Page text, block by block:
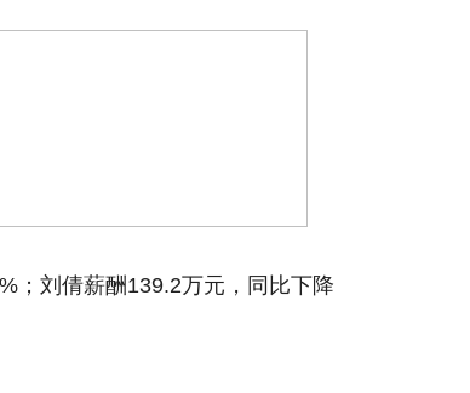
；刘倩薪酬139.2万元，同比下降